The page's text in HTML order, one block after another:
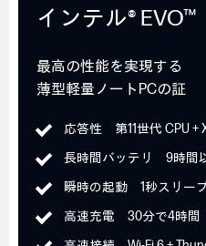
インテル® EVO™
最高の性能を実現する
薄型軽量ノートPCの証
応答性 第11世代 CPU +
長時間バッテリ 9時間
瞬時の起動 1秒スリー
高速充電 30分で4時間